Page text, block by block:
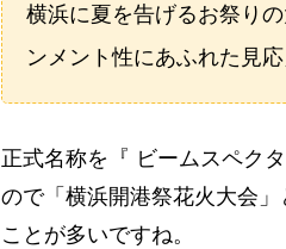
横浜に夏を告げるお祭り
ンメント性にあふれた見
正式名称を『 ビームスペク
ので「横浜開港祭花火大会
ことが多いですね。